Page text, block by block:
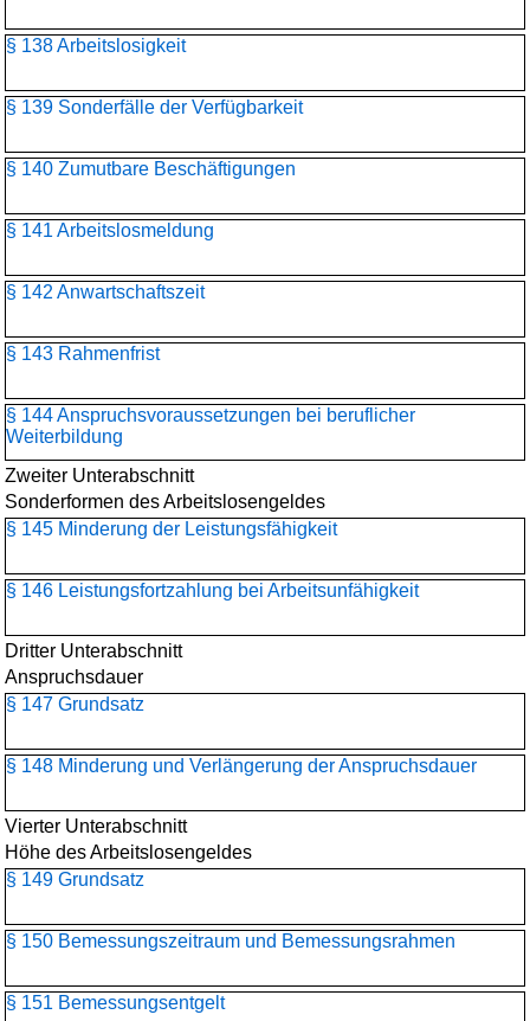
§ 138 Arbeitslosigkeit
§ 139 Sonderfälle der Verfügbarkeit
§ 140 Zumutbare Beschäftigungen
§ 141 Arbeitslosmeldung
§ 142 Anwartschaftszeit
§ 143 Rahmenfrist
§ 144 Anspruchsvoraussetzungen bei beruflicher
Weiterbildung
Zweiter Unterabschnitt
Sonderformen des Arbeitslosengeldes
§ 145 Minderung der Leistungsfähigkeit
§ 146 Leistungsfortzahlung bei Arbeitsunfähigkeit
Dritter Unterabschnitt
Anspruchsdauer
§ 147 Grundsatz
§ 148 Minderung und Verlängerung der Anspruchsdauer
Vierter Unterabschnitt
Höhe des Arbeitslosengeldes
§ 149 Grundsatz
§ 150 Bemessungszeitraum und Bemessungsrahmen
§ 151 Bemessungsentgelt